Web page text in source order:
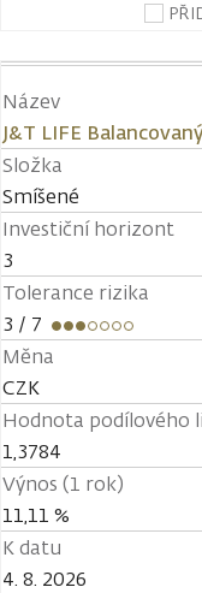
Název
J&T LIFE
Složka
Smíšené
Investiční horizont
3
Tolerance rizika
3 / 7
Měna
CZK
Hodnota podílového
1,3784
Výnos (1 rok)
11,11 %
K datu
4. 8. 2026